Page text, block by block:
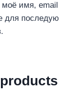
моё имя,
для